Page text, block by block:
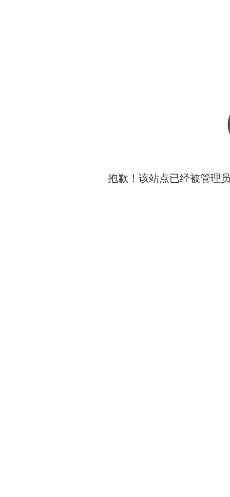
抱歉！该站点已经被管理